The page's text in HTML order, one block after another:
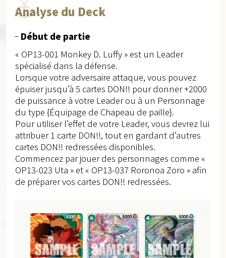
Analyse du Deck
Début de partie
« OP13-001 Monkey D. Luffy » est un Leader
spécialisé dans la défense.
Lorsque votre adversaire attaque, vous pouvez
épuiser jusqu’à 5 cartes DON!! pour donner +2000
de puissance à votre Leader ou à un Personnage
du type {Équipage de Chapeau de paille}.
Pour utiliser l’effet de votre Leader, vous devrez lui
attribuer 1 carte DON!!, tout en gardant d’autres
cartes DON!! redressées disponibles.
Commencez par jouer des personnages comme «
OP13-023 Uta » et « OP13-037 Roronoa Zoro » afin
de préparer vos cartes DON!! redressées.